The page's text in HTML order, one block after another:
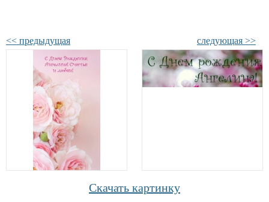
<< предыдущая следующая >>
Скачать картинку